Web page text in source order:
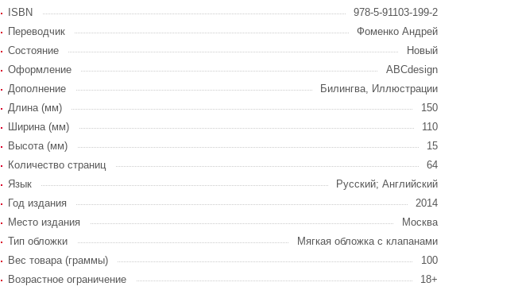
ISBN
978-5-91103-199-2
Переводчик
Фоменко Андрей
Состояние
Новый
Оформление
ABCdesign
Дополнение
Билингва, Иллюстрации
Длина (мм)
150
Ширина (мм)
110
Высота (мм)
15
Количество страниц
64
Язык
Русский; Английский
Год издания
2014
Место издания
Москва
Тип обложки
Мягкая обложка с клапанами
Вес товара (граммы)
100
Возрастное ограничение
18+